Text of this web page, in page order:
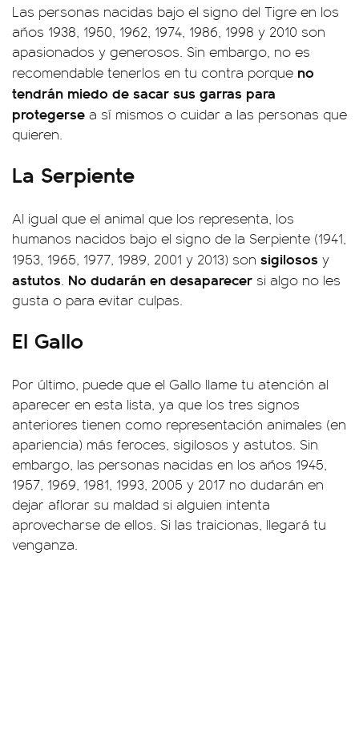
Las personas nacidas bajo el signo del Tigre en los
años 1938, 1950, 1962, 1974, 1986, 1998 y 2010 son
apasionados y generosos. Sin embargo, no es
recomendable tenerlos en tu contra porque no
tendrán miedo de sacar sus garras para
protegerse a sí mismos o cuidar a las personas que
quieren.
La Serpiente
Al igual que el animal que los representa, los
humanos nacidos bajo el signo de la Serpiente (1941,
1953, 1965, 1977, 1989, 2001 y 2013) son sigilosos y
astutos. No dudarán en desaparecer si algo no les
gusta o para evitar culpas.
El Gallo
Por último, puede que el Gallo llame tu atención al
aparecer en esta lista, ya que los tres signos
anteriores tienen como representación animales (en
apariencia) más feroces, sigilosos y astutos. Sin
embargo, las personas nacidas en los años 1945,
1957, 1969, 1981, 1993, 2005 y 2017 no dudarán en
dejar aflorar su maldad si alguien intenta
aprovecharse de ellos. Si las traicionas, llegará tu
venganza.